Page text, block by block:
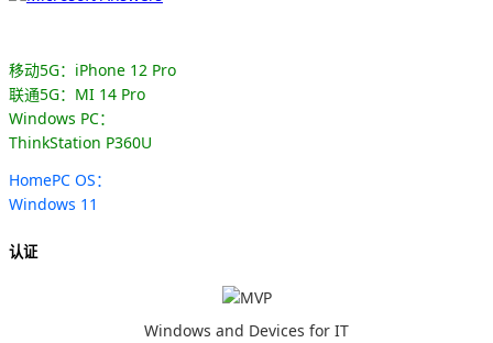
移动5G：iPhone 12 Pro
联通5G：MI 14 Pro
Windows PC：
ThinkStation P360U
HomePC OS：
Windows 11
认证
Windows and Devices for IT